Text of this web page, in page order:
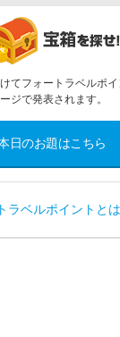
てフォートラベルポ
ジで発表されます。
日のお題はこちら
ラベルポイントと